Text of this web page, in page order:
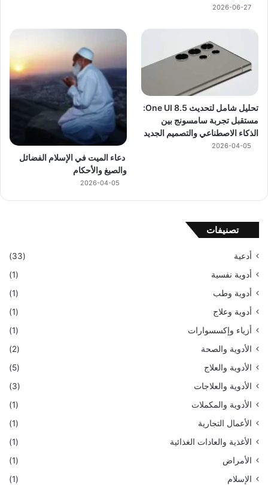
2026-06-27
تحليل شامل لتحديث One UI 8.5:
مستقبل تجربة سامسونج بين
الذكاء الاصطناعي والتصميم الجديد
2026-04-05
دعاء الميت في الإسلام الفضائل
والصيغ والأحكام
2026-04-05
تصنيفات
أدعية
(33)
أدوية نفسية
(1)
أدوية وطب
(1)
أدوية وعلاج
(1)
أزياء وإكسسوارات
(1)
الأدوية والصحة
(2)
الأدوية والعلاج
(5)
الأدوية والعلاجات
(3)
الأدوية والمكملات
(1)
الأعمال التجارية
(1)
الأغذية والعادات الغذائية
(1)
الأمراض
(1)
الإسلام
(1)